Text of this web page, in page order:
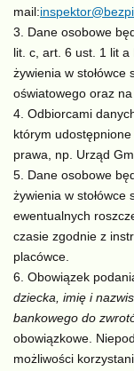
mail:
Dane osobowe
lit. c, art. 6 ust. 1 lit
żywienia w stołówce
oświatowego oraz
Odbiorcami
którym
prawa, np. Urząd
Dane osobowe
żywienia w
ewentualnych
czasie zgodnie z
placówce.
Obowiązek
dziecka, imię i
bankowego do
obowiązkowe.
możliwości